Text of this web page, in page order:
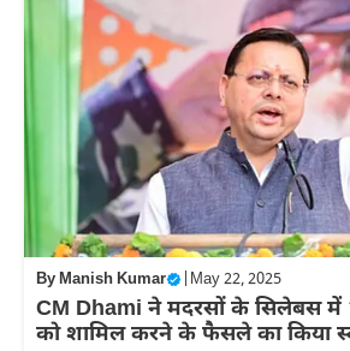
ByManish Kumar May 22, 2025
CM Dhami ने मदरसों के सिलेबस में
को शामिल करने के फैसले का किया